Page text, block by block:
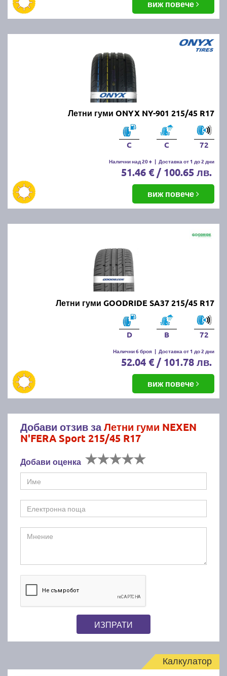
виж повече
Летни гуми ONYX NY-901 215/45 R17
C C 72
Налични над 20 + | Доставка от 1 до 2 дни
51.46 € / 100.65 лв.
виж повече
Летни гуми GOODRIDE SA37 215/45 R17
D B 72
Налични 6 броя | Доставка от 1 до 2 дни
52.04 € / 101.78 лв.
виж повече
Добави отзив заЛетни гуми NEXEN
N'FERA Sport 215/45 R17
Добави оценка
ИЗПРАТИ
Калкулатор